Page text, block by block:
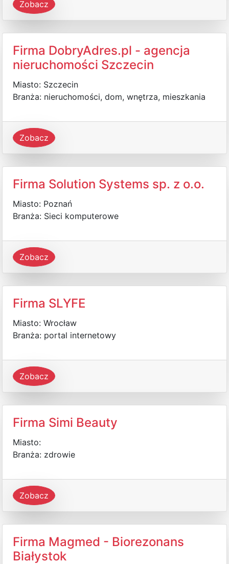
Zobacz
Firma DobryAdres.pl - agencja
nieruchomości Szczecin
Miasto: Szczecin
Branża: nieruchomości, dom, wnętrza, mieszkania
Zobacz
Firma Solution Systems sp. z o.o.
Miasto: Poznań
Branża: Sieci komputerowe
Zobacz
Firma SLYFE
Miasto: Wrocław
Branża: portal internetowy
Zobacz
Firma Simi Beauty
Miasto:
Branża: zdrowie
Zobacz
Firma Magmed - Biorezonans
Białystok